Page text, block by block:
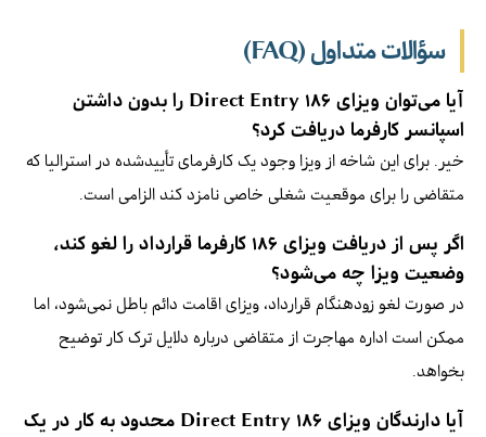
سؤالات متداول (FAQ)
آیا می‌توان ویزای ۱۸۶ Direct Entry را بدون داشتن
اسپانسر کارفرما دریافت کرد؟
خیر. برای این شاخه از ویزا وجود یک کارفرمای تأییدشده در استرالیا که
متقاضی را برای موقعیت شغلی خاصی نامزد کند الزامی است.
اگر پس از دریافت ویزای ۱۸۶ کارفرما قرارداد را لغو کند،
وضعیت ویزا چه می‌شود؟
در صورت لغو زودهنگام قرارداد، ویزای اقامت دائم باطل نمی‌شود، اما
ممکن است اداره مهاجرت از متقاضی درباره دلایل ترک کار توضیح
بخواهد.
آیا دارندگان ویزای ۱۸۶ Direct Entry محدود به کار در یک